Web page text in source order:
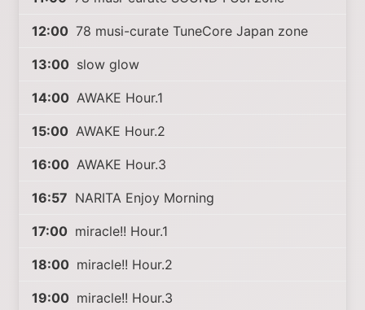
12:00 78 musi-curate TuneCore Japan zone
13:00 slow glow
14:00 AWAKE Hour.1
15:00 AWAKE Hour.2
16:00 AWAKE Hour.3
16:57 NARITA Enjoy Morning
17:00 miracle!! Hour.1
18:00 miracle!! Hour.2
19:00 miracle!! Hour.3